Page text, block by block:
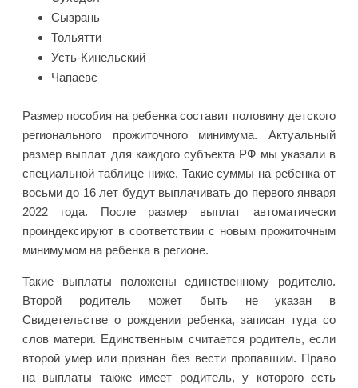
Сызрань
Тольятти
Усть-Кинельский
Чапаевс
Размер пособия на ребенка составит половину детского
регионального прожиточного минимума. Актуальный
размер выплат для каждого субъекта РФ мы указали в
специальной таблице ниже. Такие суммы на ребенка от
восьми до 16 лет будут выплачивать до первого января
2022 года. После размер выплат автоматически
проиндексируют в соответствии с новым прожиточным
минимумом на ребенка в регионе.
Такие выплаты положены единственному родителю.
Второй родитель может быть не указан в
Свидетельстве о рождении ребенка, записан туда со
слов матери. Единственным считается родитель, если
второй умер или признан без вести пропавшим. Право
на выплаты также имеет родитель, у которого есть